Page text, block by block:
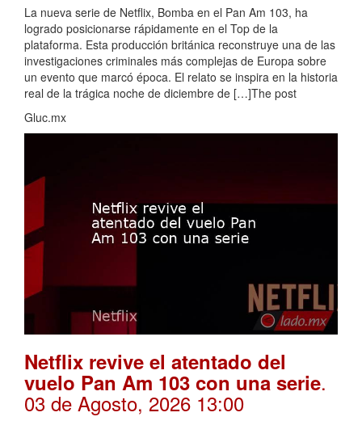
La nueva serie de Netflix, Bomba en el Pan Am 103, ha
logrado posicionarse rápidamente en el Top de la
plataforma. Esta producción británica reconstruye una de las
investigaciones criminales más complejas de Europa sobre
un evento que marcó época. El relato se inspira en la historia
real de la trágica noche de diciembre de […]The post
Gluc.mx
Netflix revive el atentado del
vuelo Pan Am 103 con una serie.
03 de Agosto, 2026 13:00